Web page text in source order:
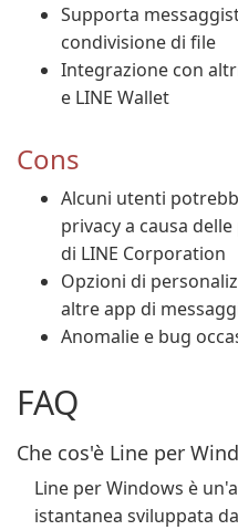
Supporta
condivisione di file
Integrazione con
e LINE Wallet
Cons
Alcuni utenti
privacy a causa
di LINE Corporation
Opzioni di
altre app di
Anomalie e bug
FAQ
Che cos'è Line per
Line per Windows è
istantanea sviluppata